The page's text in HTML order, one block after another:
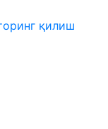
қилиш